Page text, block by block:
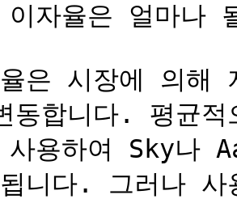
자율은 얼마나
은 시장에 의해
동합니다. 평균적
사용하여 Sky나
니다. 그러나